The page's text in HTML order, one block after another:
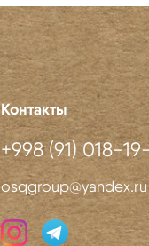
Контакты
+998 (91) 018-
osqgroup@yandex.ru